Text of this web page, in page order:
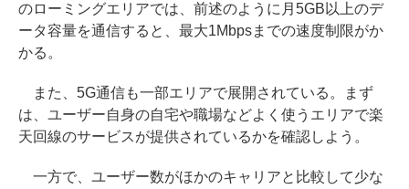
のローミングエリアでは、前述のように月5GB以上のデ
ータ容量を通信すると、最大1Mbpsまでの速度制限がか
かる。
また、5G通信も一部エリアで展開されている。まず
は、ユーザー自身の自宅や職場などよく使うエリアで楽
天回線のサービスが提供されているかを確認しよう。
一方で、ユーザー数がほかのキャリアと比較して少な